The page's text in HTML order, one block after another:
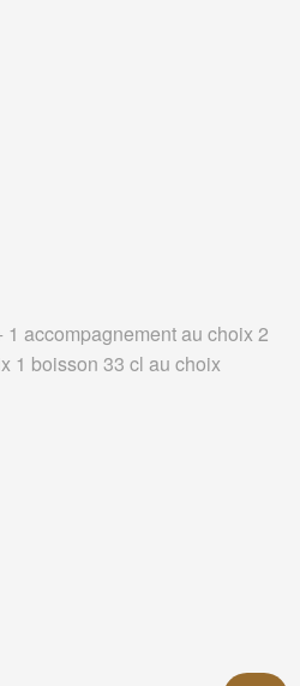
1 accompagnement au choix 2
1 boisson 33 cl au choix